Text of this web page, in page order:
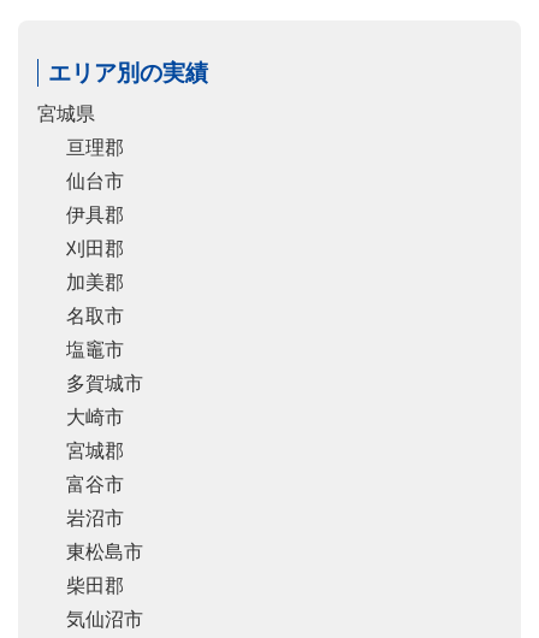
エリア別の実績
宮城県
亘理郡
仙台市
伊具郡
刈田郡
加美郡
名取市
塩竈市
多賀城市
大崎市
宮城郡
富谷市
岩沼市
東松島市
柴田郡
気仙沼市